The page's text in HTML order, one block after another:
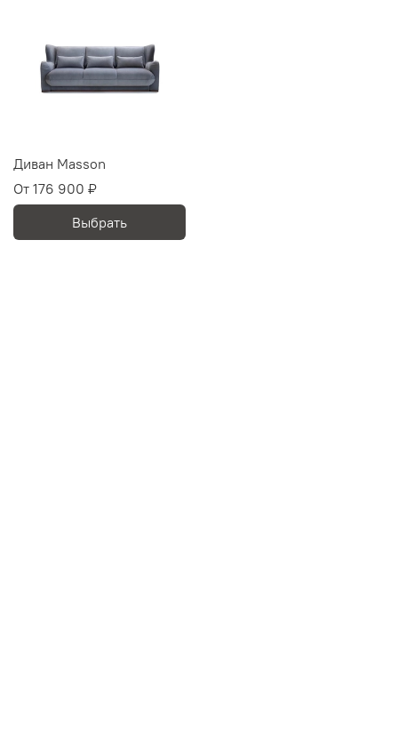
Диван Masson
От 176 900 ₽
Выбрать